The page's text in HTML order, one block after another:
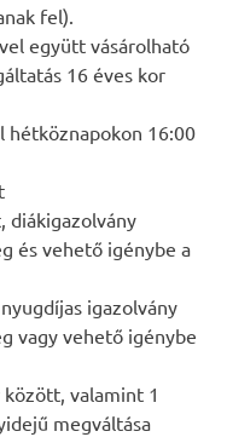
fel).
együtt vásárolható
16 éves kor
hétköznapokon 16:00
diákigazolvány
és vehető igénybe a
igazolvány
vagy vehető igénybe
valamint 1
megváltása